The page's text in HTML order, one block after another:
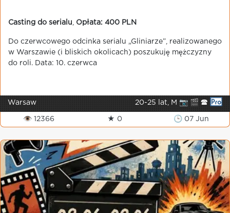
Casting do serialu Opłata: 400 PLN
Do czerwcowego odcinka serialu „Gliniarze”, realizowanego
w Warszawie (i bliskich okolicach) poszukuję mężczyzny
do roli. Data: 10. czerwca
Warsaw 20-25 lat, M 📷 🎬 🕿
👁 12366 ★ 0 🕒 07 Jun